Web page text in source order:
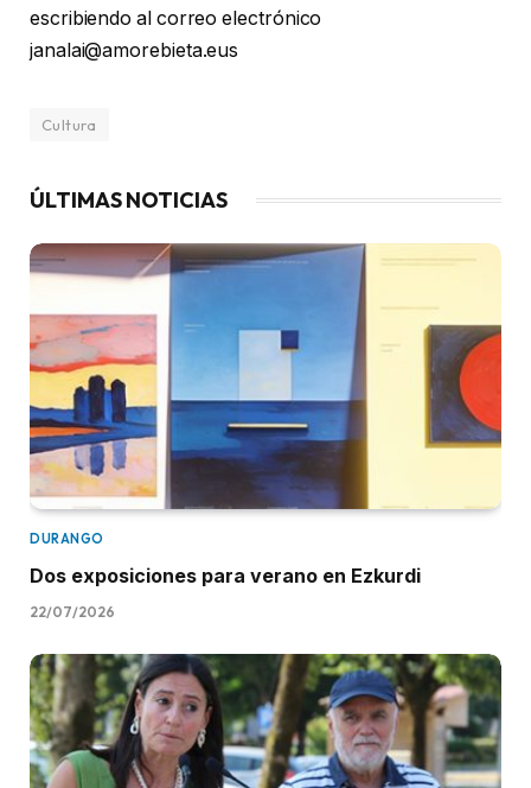
escribiendo al correo electrónico
janalai@amorebieta.eus
Cultura
ÚLTIMAS NOTICIAS
DURANGO
Dos exposiciones para verano en Ezkurdi
22/07/2026